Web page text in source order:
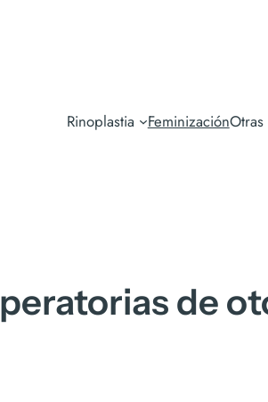
Rinoplastia Feminización
de